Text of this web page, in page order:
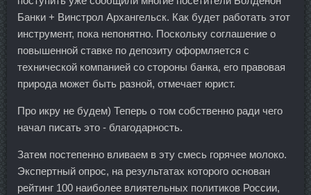
Банки + Винстрол Архангельск. Как будет работать этот
инструмент, пока непонятно. Поскольку соглашение о
повышенной ставке по депозиту оформляется с
технической компанией со стороны банка, его правовая
природа может быть разной, отмечает юрист.
Про икру не будем) Теперь о том собственно ради чего
начал писать это - благодарность.
Затем постепенно вливаем в эту смесь горячее молоко.
Экспертный опрос, на результатах которого основан
рейтинг 100 наиболее влиятельных политиков России,